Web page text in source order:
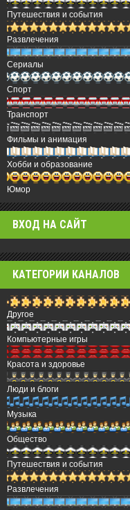
Путешествия и события
Развлечения
Сериалы
Спорт
Транспорт
Фильмы и анимация
Хобби и образование
Юмор
ВХОД НА САЙТ
КАТЕГОРИИ КАНАЛОВ
Другое
Компьютерные игры
Красота и здоровье
Люди и блоги
Музыка
Общество
Путешествия и события
Развлечения